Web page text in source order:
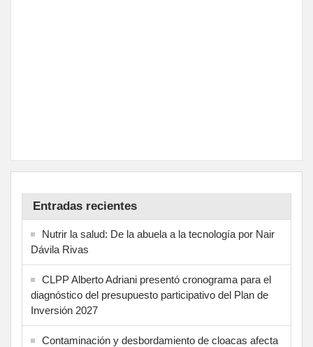
Entradas recientes
Nutrir la salud: De la abuela a la tecnología por Nair
Dávila Rivas
CLPP Alberto Adriani presentó cronograma para el
diagnóstico del presupuesto participativo del Plan de
Inversión 2027
Contaminación y desbordamiento de cloacas afecta